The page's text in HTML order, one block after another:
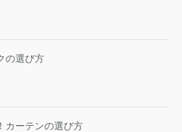
の選び方
カーテンの選び方